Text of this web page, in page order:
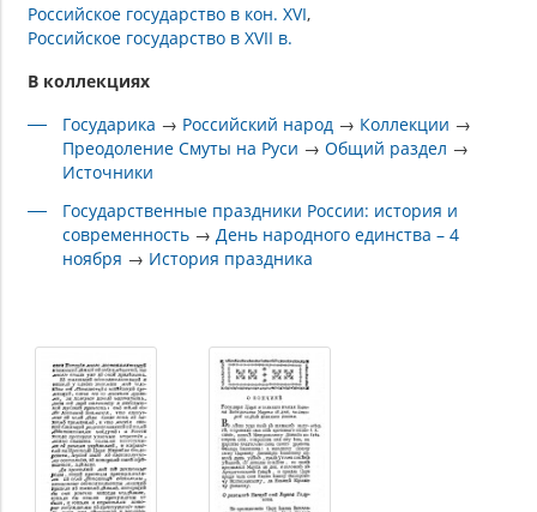
Российское государство в кон. XVI
Российское государство в XVII в.
В коллекциях
Государика → Российский народ → Коллекции →
Преодоление Смуты на Руси →Общий раздел →
Источники
Государственные праздники России: история и
современность →День народного единства – 4
ноября → История праздника